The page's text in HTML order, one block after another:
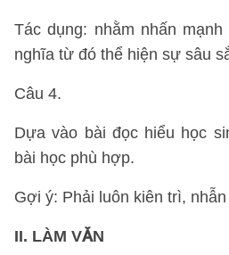
Tác dụng: nhằm nhấn mạnh
nghĩa từ đó thể hiện sự sâu
Câu 4.
Dựa vào bài đọc hiểu học
bài học phù hợp.
Gợi ý: Phải luôn kiên trì,
II. LÀM VĂN